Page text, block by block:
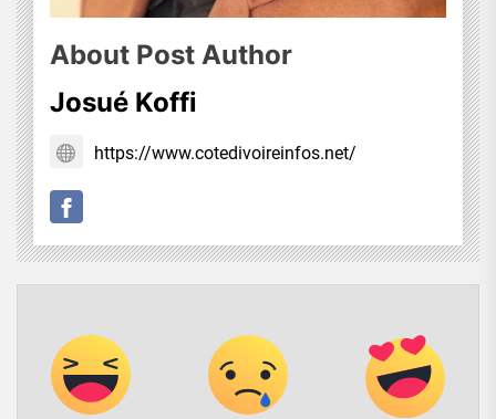
About Post Author
Josué Koffi
https://www.cotedivoireinfos.net/